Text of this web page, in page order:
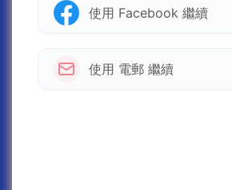
使用 Facebook 繼續
使用 電郵 繼續